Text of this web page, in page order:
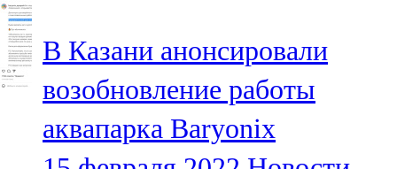
Мамадыш
106,2 FM
Минзәлә
В Казани анонсировали
возобновление работы
аквапарка Baryonix